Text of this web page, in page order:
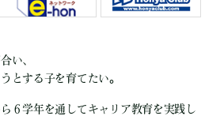
い、
とする子を育てたい。
６学年を通してキャリア教育を実践し